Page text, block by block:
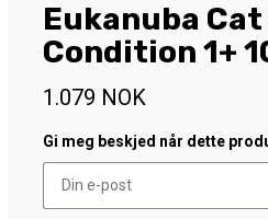
Eukanuba
Condition 1+
1.079 NOK
Gi meg beskjed når dette